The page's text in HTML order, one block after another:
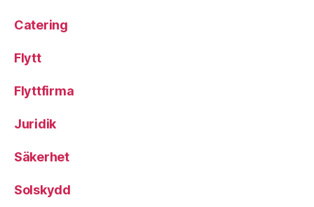
Catering
Flytt
Flyttfirma
Juridik
Säkerhet
Solskydd